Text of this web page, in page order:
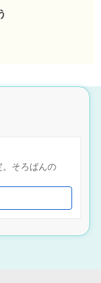
。そろばんの